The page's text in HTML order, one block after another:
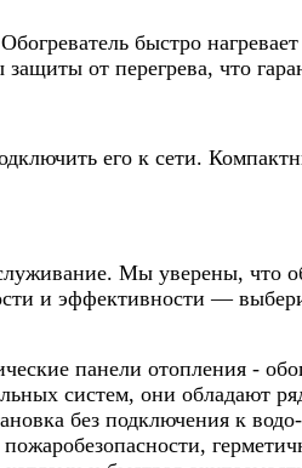
быстро
от перегрева, что
его к сети.
Мы уверены,
и эффективности —
панели отопления -
систем, они обладают
без подключения к